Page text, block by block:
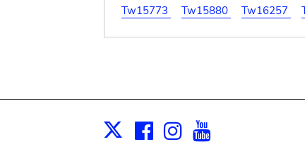
Tw15773
Tw15880 Tw16257
X Facebook
Instagram